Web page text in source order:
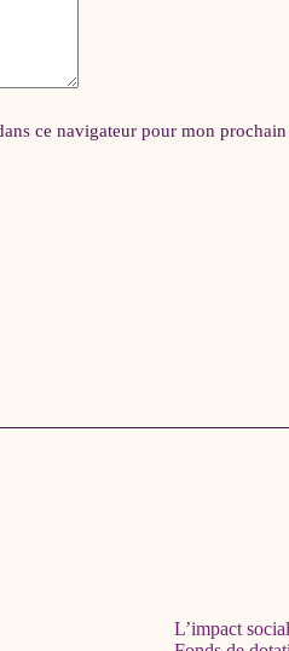
ce navigateur pour mon
L’impact